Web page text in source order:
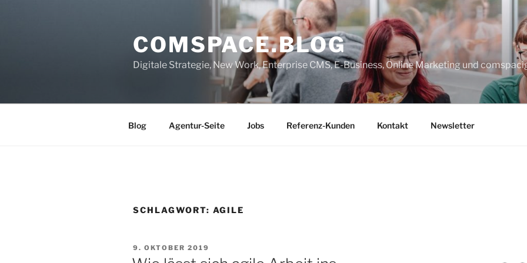
COMSPACE.BLOG
Digitale Strategie, New Work, Enterprise CMS, E-Business, Online Marketing und
Blog Agentur-Seite Jobs Referenz-Kunden Kontakt Newsletter
SCHLAGWORT: AGILE
VERÖFFENTLICHT
AM
9. OKTOBER 2019